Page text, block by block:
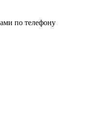
по телефону